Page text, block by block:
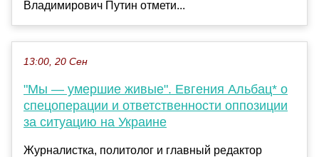
Владимирович Путин отмети...
13:00, 20 Сен
"Мы — умершие живые". Евгения Альбац* о
спецоперации и ответственности оппозиции
за ситуацию на Украине
Журналистка, политолог и главный редактор